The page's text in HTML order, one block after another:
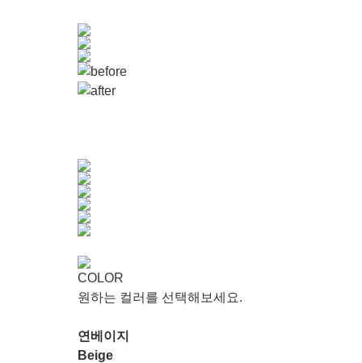
COLOR
원하는 컬러를 선택해보세요.
연베이지
Beige